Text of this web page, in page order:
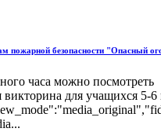
пожарной безопасности "Опасный
часа можно посмотреть
викторина для учащихся 5-6